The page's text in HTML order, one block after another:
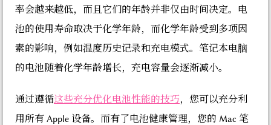
率会越来越低，而且它们的年龄并非仅由时间决定。电
池的使用寿命取决于化学年龄，而化学年龄受到多项因
素的影响，例如温度历史记录和充电模式。笔记本电脑
的电池随着化学年龄增长，充电容量会逐渐减小。
通过遵循这些充分优化电池性能的技巧，您可以充分利
用所有 Apple 设备。而有了电池健康管理，您的 Mac 笔